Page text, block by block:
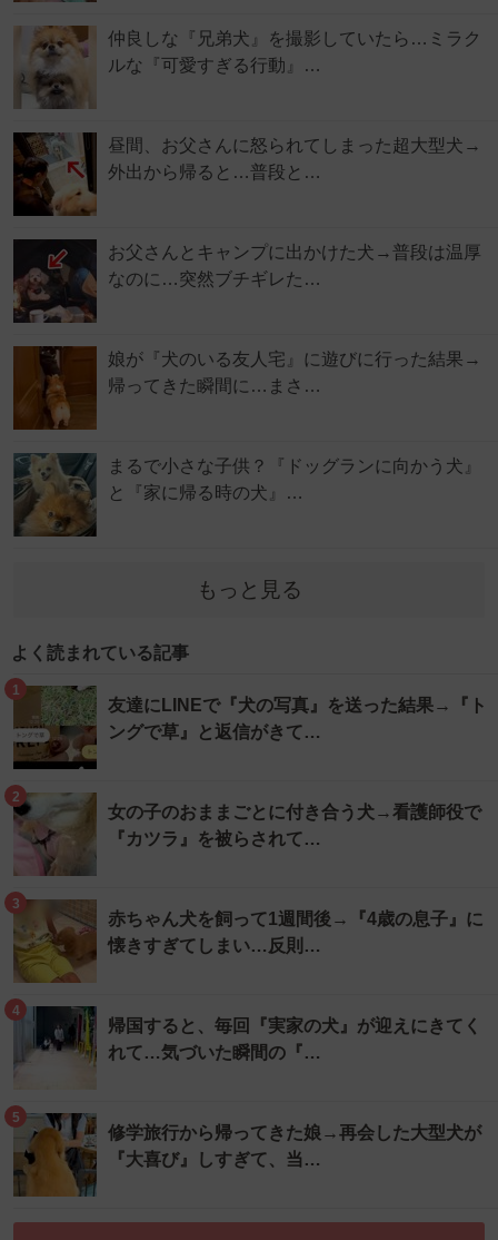
仲良しな『兄弟犬』を撮影していたら…ミラク
ルな『可愛すぎる行動』…
昼間、お父さんに怒られてしまった超大型犬→
外出から帰ると…普段と…
お父さんとキャンプに出かけた犬→普段は温厚
なのに…突然ブチギレた…
娘が『犬のいる友人宅』に遊びに行った結果→
帰ってきた瞬間に…まさ…
まるで小さな子供？『ドッグランに向かう犬』
と『家に帰る時の犬』…
もっと見る
よく読まれている記事
1
友達にLINEで『犬の写真』を送った結果→『ト
ングで草』と返信がきて…
2
女の子のおままごとに付き合う犬→看護師役で
『カツラ』を被らされて…
3
赤ちゃん犬を飼って1週間後→『4歳の息子』に
懐きすぎてしまい…反則…
4
帰国すると、毎回『実家の犬』が迎えにきてく
れて…気づいた瞬間の『…
5
修学旅行から帰ってきた娘→再会した大型犬が
『大喜び』しすぎて、当…